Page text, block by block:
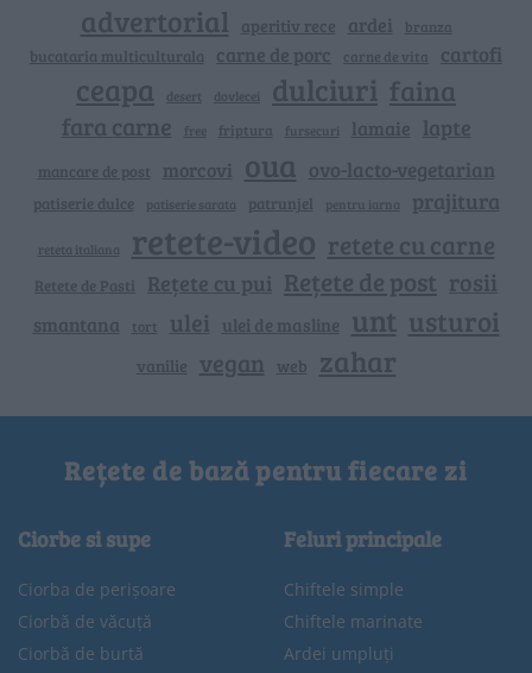
advertorial aperitiv rece ardei branza
bucataria multiculturala carne de porc carne de vita cartofi
ceapa desert dovlecei dulciuri faina
fara carne free friptura fursecuri lamaie lapte
mancare de post morcovi oua ovo-lacto-vegetarian
patiserie dulce patiserie sarata patrunjel pentru iarna prajitura
reteta italiana retete-video retete cu carne
Retete de Pasti Rețete cu pui Rețete de post rosii
smantana tort ulei ulei de masline unt usturoi
vanilie vegan web zahar
Rețete de bază pentru fiecare zi
Ciorbe si supe
Ciorba de perișoare
Ciorbă de văcuță
Ciorbă de burtă
Feluri principale
Chiftele simple
Chiftele marinate
Ardei umpluți